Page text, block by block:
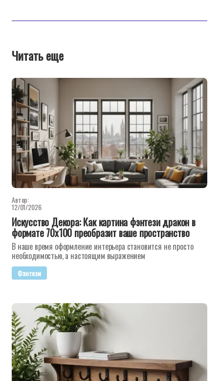
Читать еще
Автор:
12/01/2026
Искусство Декора: Как картина фэнтези дракон в
формате 70x100 преобразит ваше пространство
В наше время оформление интерьера становится не просто
необходимостью, а настоящим выражением
Фэнтези